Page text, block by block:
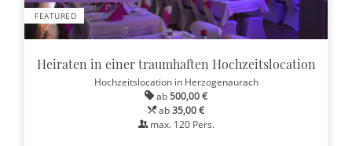
FEATURED
Heiraten in einer traumhaften Hochzeitslocation
Hochzeitslocation in Herzogenaurach
ab500,00 €
ab35,00 €
max. 120Pers.